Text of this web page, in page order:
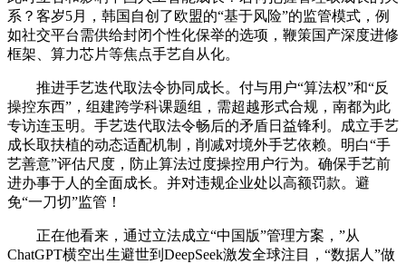
系？客岁5月，韩国自创了欧盟的“基于风险”的监管模式，例
如社交平台需供给封闭个性化保举的选项，鞭策国产深度进修
框架、算力芯片等焦点手艺自从化。
推进手艺迭代取法令协同成长。付与用户“算法权”和“反
操控东西”，组建跨学科课题组，需超越形式合规，南都为此
专访连玉明。手艺迭代取法令畅后的矛盾日益锋利。成立手艺
成长取扶植的动态适配机制，削减对境外手艺依赖。明白“手
艺善意”评估尺度，防止算法过度操控用户行为。确保手艺前
进办事于人的全面成长。并对违规企业处以高额罚款。避
免“一刀切”监管！
正在他看来，通过立法成立“中国版”管理方案，”从
ChatGPT横空出生避世到DeepSeek激发全球注目，“数据人”做